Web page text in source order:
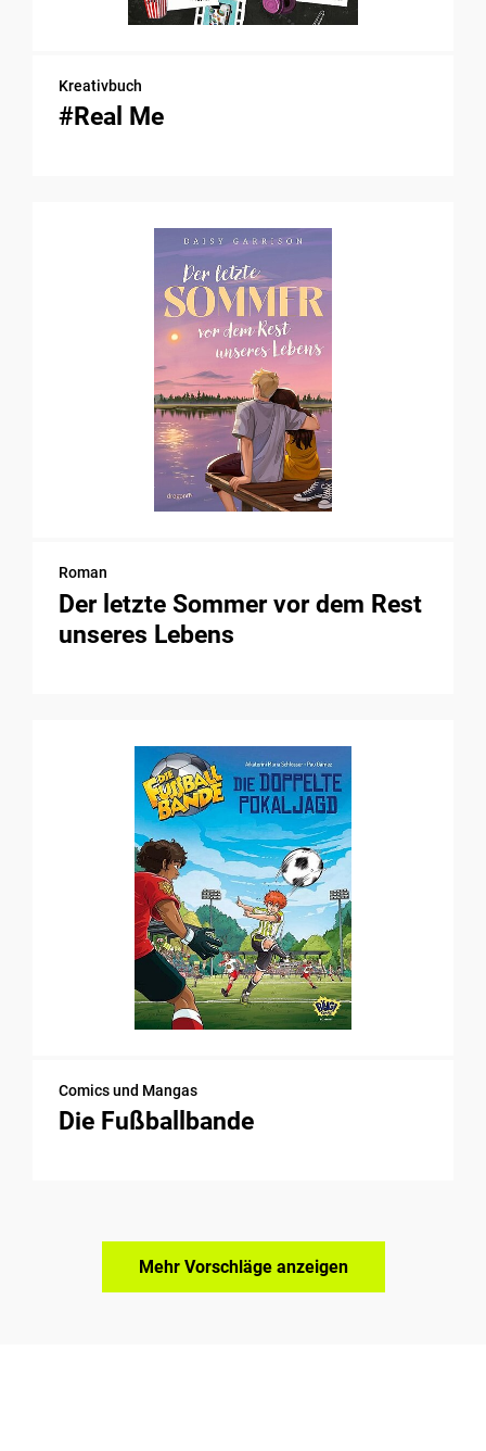
Kreativbuch
#Real Me
Roman
Der letzte Sommer vor dem Rest
unseres Lebens
Comics und Mangas
Die Fußballbande
Mehr Vorschläge anzeigen